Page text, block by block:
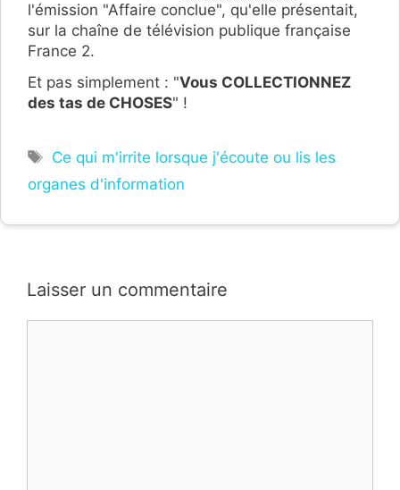
l'émission "Affaire conclue", qu'elle présentait,
sur la chaîne de télévision publique française
France 2.
Et pas simplement : "Vous COLLECTIONNEZ
des tas de CHOSES" !
Étiquettes
Ce qui m'irrite lorsque j'écoute ou lis les
organes d'information
Laisser un commentaire